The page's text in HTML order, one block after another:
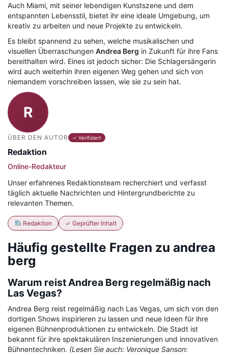
Auch Miami, mit seiner lebendigen Kunstszene und dem
entspannten Lebensstil, bietet ihr eine ideale Umgebung, um
kreativ zu arbeiten und neue Projekte zu entwickeln.
Es bleibt spannend zu sehen, welche musikalischen und
visuellen Überraschungen Andrea Berg in Zukunft für ihre Fans
bereithalten wird. Eines ist jedoch sicher: Die Schlagersängerin
wird auch weiterhin ihren eigenen Weg gehen und sich von
niemandem vorschreiben lassen, wie sie zu sein hat.
R
ÜBER DEN AUTOR ✓ Verifiziert
Redaktion
Online-Redakteur
Unser erfahrenes Redaktionsteam recherchiert und verfasst
täglich aktuelle Nachrichten und Hintergrundberichte zu
relevanten Themen.
Redaktion ✓ Geprüfter Inhalt
Häufig gestellte Fragen zu andrea
berg
Warum reist Andrea Berg regelmäßig nach
Las Vegas?
Andrea Berg reist regelmäßig nach Las Vegas, um sich von den
dortigen Shows inspirieren zu lassen und neue Ideen für ihre
eigenen Bühnenproduktionen zu entwickeln. Die Stadt ist
bekannt für ihre spektakulären Inszenierungen und innovativen
Bühnentechniken. (Lesen Sie auch: Veronique Sanson: